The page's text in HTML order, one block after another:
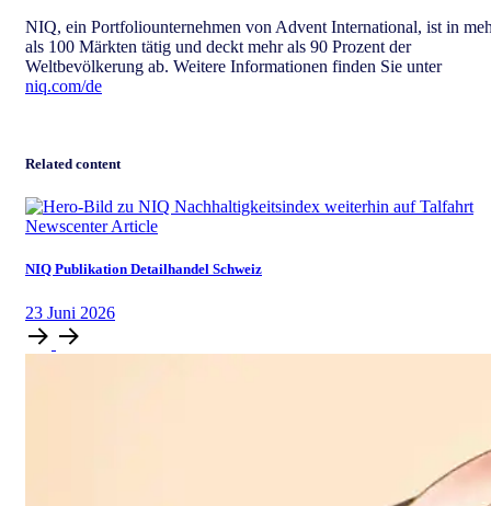
NIQ, ein Portfoliounternehmen von Advent International, ist in
als 100 Märkten tätig und deckt mehr als 90 Prozent der
Weltbevölkerung ab. Weitere Informationen finden Sie unter
niq.com/de
Related content
Newscenter Article
NIQ Publikation Detailhandel Schweiz
23 Juni 2026